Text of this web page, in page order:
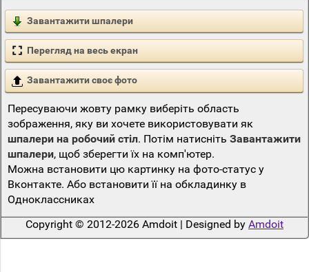
Завантажити шпалери
Перегляд на весь екран
Завантажити своє фото
Пересуваючи жовту рамку виберіть область
зображення, яку ви хочете використовувати як
шпалери на робочий стіл. Потім натисніть Завантажити
шпалери, щоб зберегти їх на комп'ютер.
Можна встановити цю картинку на фото-статус у
Вконтакте. Або встановити її на обкладинку в
Одноклассниках
Copyright © 2012-2026 Amdoit | Designed by Amdoit